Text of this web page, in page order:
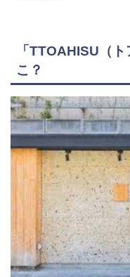
「TTOAHISU（
こ？